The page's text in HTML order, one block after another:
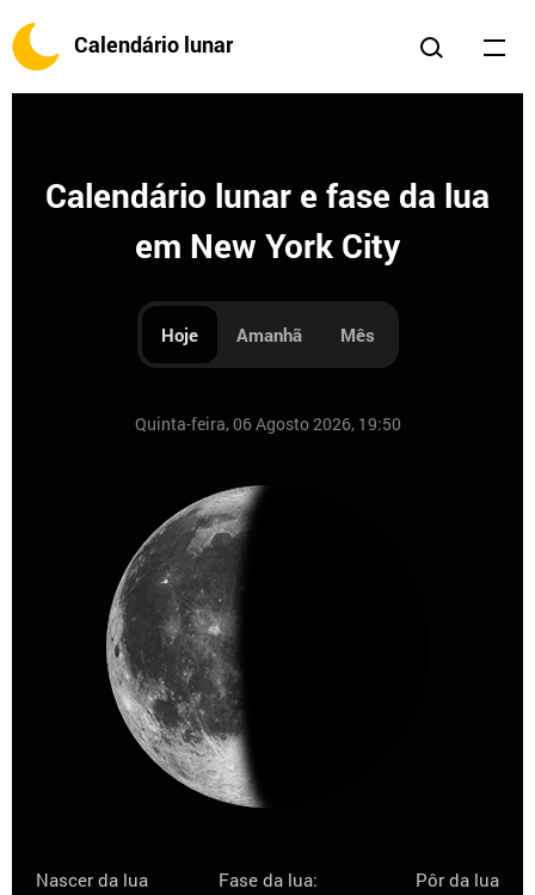
Calendário lunar
Calendário lunar e fase da lua
em New York City
Hoje Amanhã Mês
Quinta-feira, 06 Agosto 2026, 19:50
Nascer da lua Fase da lua: Pôr da lua